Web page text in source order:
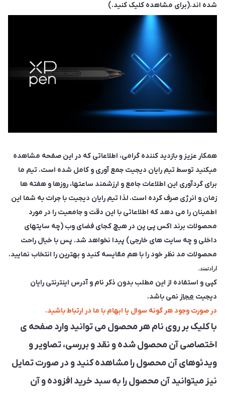
شده اند.(برای مشاهده کلیک کنید.)
همکار عزیز و بازدید کننده گرامی، اطلاعاتی که در این صفحه مشاهده
میکنید توسط تیم رایان دیجیت جمع آوری و کامل شده است. تیم ما
برای گردآوری این اطلاعات جامع و ارزشمند ساعتها، روزها و هفته ها
زمان و انرژی صرف کرده است. لذا تیم رایان دیجیت با جرات به شما این
اطمینان را می دهد که اطلاعاتی با این دقت و جامعیت را در مورد
محصولات برند اکس پی پن در هیچ کجای فضای وب (چه سایتهای
داخلی و چه سایت های خارجی) پیدا نخواهد شد. پس با خیال راحت
محصولات مد نظر خود را با هم مقایسه کنید و بهترین را انتخاب نمایید.
ارادتمند.
کپی و استفاده از این مطلب بدون ذکر نام و آدرس اینترنتی رایان
دیجیت مجاز نمی باشد.
در صورت وجود هر گونه سوال یا ابهام با ما در ارتباط باشید.
با کلیک بر روی نام هر محصول می توانید وارد صفحه ی
اختصاصی آن محصول شده و نقد و بررسی، تصاویر و
ویدئوهای آن محصول را مشاهده کنید و در صورت تمایل
نیز میتوانید آن محصول را به سبد خرید افزوده و آن